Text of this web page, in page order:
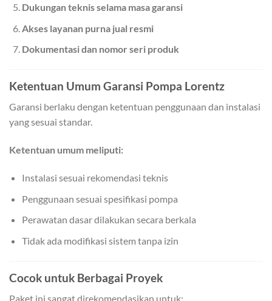
Dukungan teknis selama masa garansi
Akses layanan purna jual resmi
Dokumentasi dan nomor seri produk
Ketentuan Umum Garansi Pompa Lorentz
Garansi berlaku dengan ketentuan penggunaan dan instalasi
yang sesuai standar.
Ketentuan umum meliputi:
Instalasi sesuai rekomendasi teknis
Penggunaan sesuai spesifikasi pompa
Perawatan dasar dilakukan secara berkala
Tidak ada modifikasi sistem tanpa izin
Cocok untuk Berbagai Proyek
Paket ini sangat direkomendasikan untuk: